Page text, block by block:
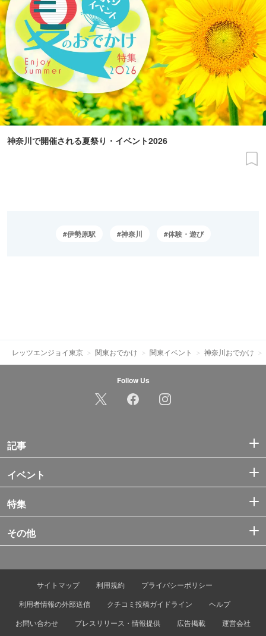
神奈川で開催される夏祭り・イベント2026
伊勢原駅 神奈川 体験・遊び
レッツエンジョイ東京 関東おでかけ 関東イベント 神奈川おでかけ
Follow Us
記事
イベント
特集
その他
サイトマップ 利用規約
プライバシーポリシー
利用者情報の外部送信
クチコミ投稿ガイドライン
ヘルプ
お問い合わせ
プレスリリース・情報提供 広告掲載 運営会社